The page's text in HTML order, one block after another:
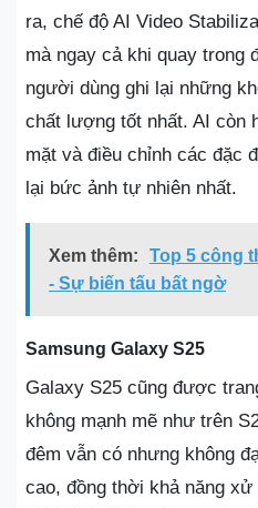
ra, chế độ AI Video
mà ngay cả khi quay trong
người dùng ghi lại những
chất lượng tốt nhất. AI còn
mặt và điều chỉnh các đặc
lại bức ảnh tự nhiên nhất.
Xem thêm:
Top 5 công
- Sự biến tấu bất ngờ
Samsung Galaxy S25
Galaxy S25 cũng được
không mạnh mẽ như trên
đêm vẫn có nhưng không
cao, đồng thời khả năng